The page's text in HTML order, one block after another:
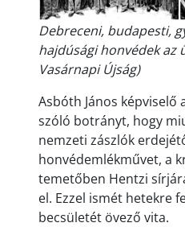
Debreceni, budapesti,
hajdúsági honvédek az
Vasárnapi Újság)
Asbóth János képviselő
szóló botrányt, hogy
nemzeti zászlók
honvédemlékművet, a
temetőben Hentzi
el. Ezzel ismét hetekre
becsületét övező vita.